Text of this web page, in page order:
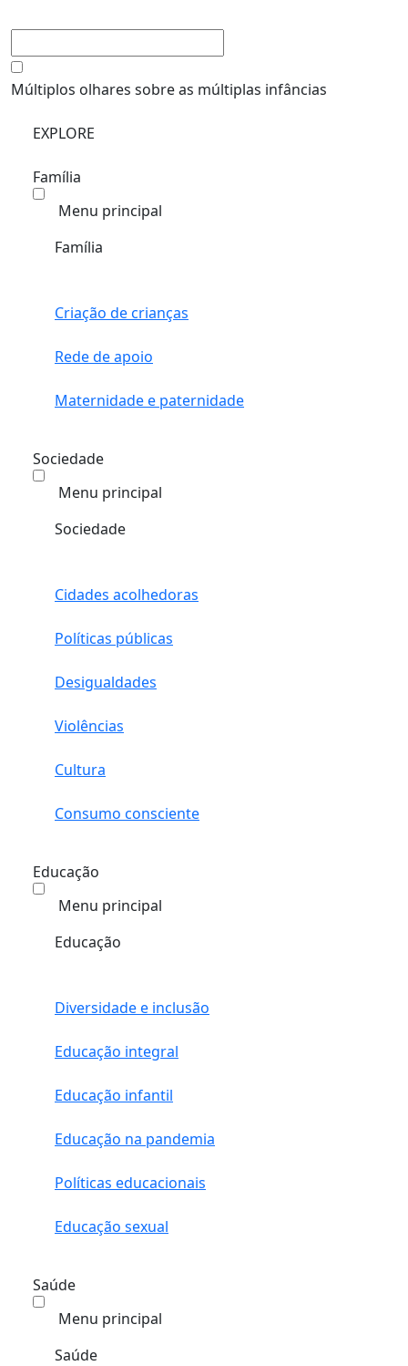
Múltiplos olhares sobre as múltiplas infâncias
EXPLORE
Família
Menu principal
Família
Criação de crianças
Rede de apoio
Maternidade e paternidade
Sociedade
Menu principal
Sociedade
Cidades acolhedoras
Políticas públicas
Desigualdades
Violências
Cultura
Consumo consciente
Educação
Menu principal
Educação
Diversidade e inclusão
Educação integral
Educação infantil
Educação na pandemia
Políticas educacionais
Educação sexual
Saúde
Menu principal
Saúde